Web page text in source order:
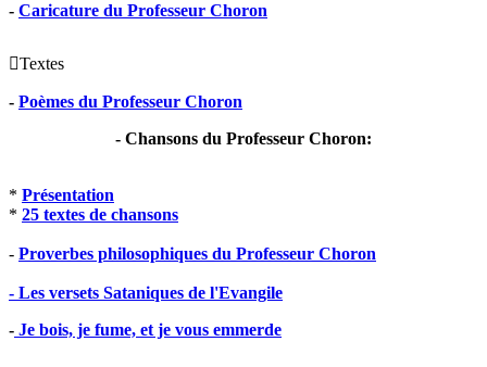
- Caricature du Professeur Choron
Textes
- Poèmes du Professeur Choron
- Chansons du Professeur Choron:
* Présentation
* 25 textes de chansons
- Proverbes philosophiques du Professeur Choron
- Les versets Sataniques de l'Evangile
- Je bois, je fume, et je vous emmerde